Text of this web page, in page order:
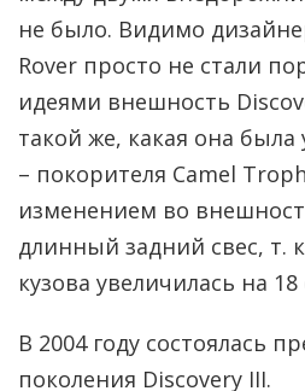
не было. Видимо
Rover просто не стали
идеями внешность
такой же, какая она
– покорителя Camel
изменением во
длинный задний свес, т.
кузова увеличилась на 18
В 2004 году состоялась
поколения Discovery III.